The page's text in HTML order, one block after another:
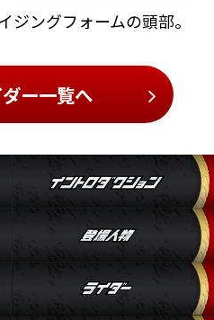
ジングフォームの頭部。
ー一覧へ